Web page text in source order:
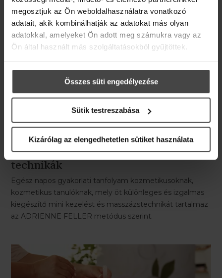
megosztjuk az Ön weboldalhasználatra vonatkozó
adatait, akik kombinálhatják az adatokat más olyan
adatokkal, amelyeket Ön adott meg számukra vagy az
Ön által használt más szolgáltatásokból gyűjtöttek.
Összes süti engedélyezése
Sütik testreszabása
Kizárólag az elengedhetetlen sütiket használata
Minikezelések és beilleszthető
technikák
Egész napos gyakorlati tanfolyam kozmetikusoknak,
kozmetikus tanulóknak, mely öt különleges és izgalmas
kiegészítő mini kezelést és masszázstechnikát tartalmaz
az ADRIENNE FELLER metódus szerint.